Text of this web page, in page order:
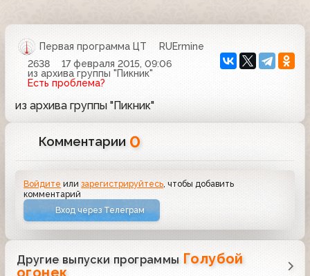
Первая программа ЦТ
RUErmine
2638
17 февраля 2015, 09:06
из архива группы "Пикник"
Есть проблема?
из архива группы "Пикник"
Комментарии 0
Войдите илизарегистрируйтесь , чтобы добавить
комментарий
Вход через Телеграм
Другие выпуски программы Голубой